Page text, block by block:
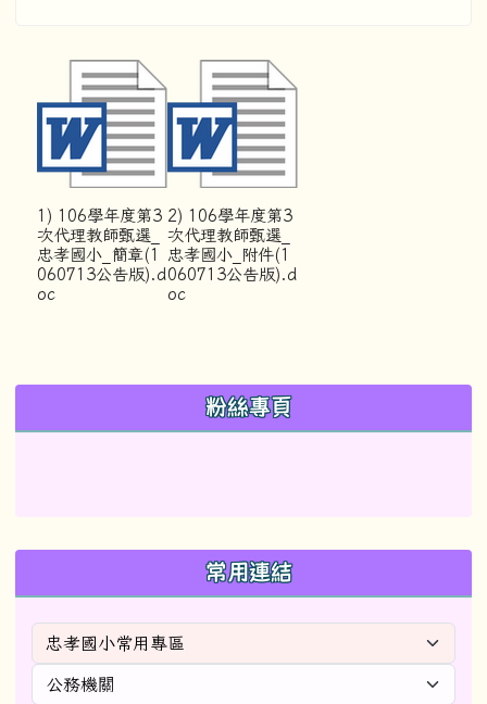
1) 106學年度第3
次代理教師甄選_
忠孝國小_簡章(1
060713公告版).d
oc
2) 106學年度第3
次代理教師甄選_
忠孝國小_附件(1
060713公告版).d
oc
粉絲專頁
常用連結